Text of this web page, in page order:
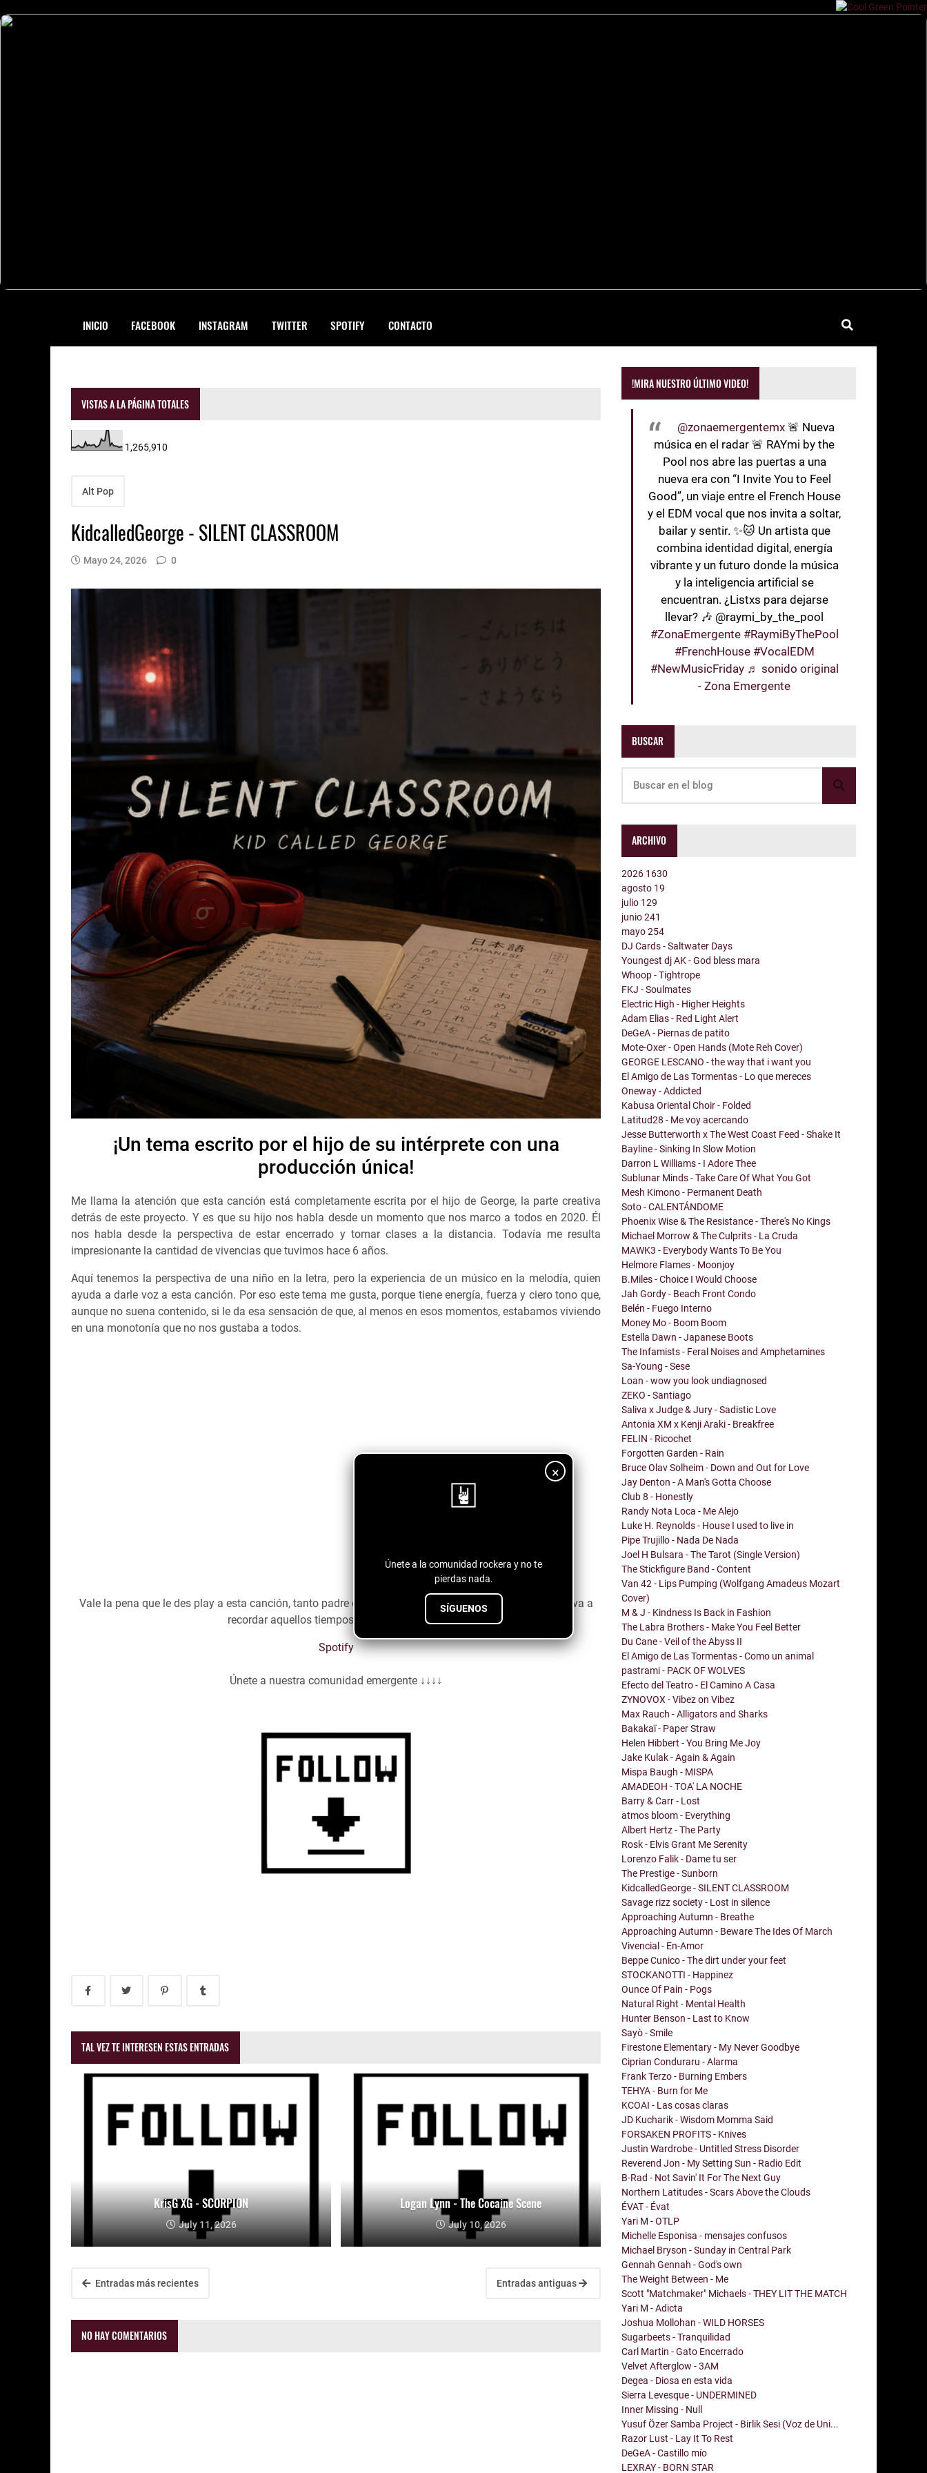
INICIO FACEBOOK INSTAGRAM TWITTER SPOTIFY CONTACTO
×
Únete a la comunidad rockera y no te
pierdas nada.
SÍGUENOS
VISTAS A LA PÁGINA TOTALES
1,265,910
Alt Pop
KidcalledGeorge - SILENT CLASSROOM
Mayo 24, 2026 0
¡Un tema escrito por el hijo de su intérprete con una
producción única!
Me llama la atención que esta canción está completamente escrita por el hijo de George, la parte creativa
detrás de este proyecto. Y es que su hijo nos habla desde un momento que nos marco a todos en 2020. Él
nos habla desde la perspectiva de estar encerrado y tomar clases a la distancia. Todavía me resulta
impresionante la cantidad de vivencias que tuvimos hace 6 años.
Aquí tenemos la perspectiva de una niño en la letra, pero la experiencia de un músico en la melodía, quien
ayuda a darle voz a esta canción. Por eso este tema me gusta, porque tiene energía, fuerza y ciero tono que,
aunque no suena contenido, si le da esa sensación de que, al menos en esos momentos, estabamos viviendo
en una monotonía que no nos gustaba a todos.
Vale la pena que le des play a esta canción, tanto padre e hijo nos muestran su talento. Y sin duda, te va a
recordar aquellos tiempos de confinamiento.
Spotify
Únete a nuestra comunidad emergente ↓↓↓↓
TAL VEZ TE INTERESEN ESTAS ENTRADAS
KrisG XG - SCORPION
July 11, 2026
Logan Lynn - The Cocaine Scene
July 10, 2026
Entradas más recientes Entradas antiguas
NO HAY COMENTARIOS
!MIRA NUESTRO ÚLTIMO VIDEO!
@zonaemergentemx 🚨 Nueva
música en el radar 🚨 RAYmi by the
Pool nos abre las puertas a una
nueva era con “I Invite You to Feel
Good”, un viaje entre el French House
y el EDM vocal que nos invita a soltar,
bailar y sentir. ✨🐱 Un artista que
combina identidad digital, energía
vibrante y un futuro donde la música
y la inteligencia artificial se
encuentran. ¿Listxs para dejarse
llevar? 🎶 @raymi_by_the_pool
#ZonaEmergente #RaymiByThePool
#FrenchHouse #VocalEDM
#NewMusicFriday ♬ sonido original
- Zona Emergente
BUSCAR
ARCHIVO
2026 1630
agosto 19
julio 129
junio241
mayo254
DJ Cards - Saltwater Days
Youngest dj AK - God bless mara
Whoop - Tightrope
FKJ - Soulmates
Electric High - Higher Heights
Adam Elias - Red Light Alert
DeGeA - Piernas de patito
Mote-Oxer - Open Hands (Mote Reh Cover)
GEORGE LESCANO - the way that i want you
El Amigo de Las Tormentas - Lo que mereces
Oneway - Addicted
Kabusa Oriental Choir - Folded
Latitud28 - Me voy acercando
Jesse Butterworth x The West Coast Feed - Shake It
Bayline - Sinking In Slow Motion
Darron L Williams - I Adore Thee
Sublunar Minds - Take Care Of What You Got
Mesh Kimono - Permanent Death
Soto - CALENTÁNDOME
Phoenix Wise & The Resistance - There's No Kings
Michael Morrow & The Culprits - La Cruda
MAWK3 - Everybody Wants To Be You
Helmore Flames - Moonjoy
B.Miles - Choice I Would Choose
Jah Gordy - Beach Front Condo
Belén - Fuego Interno
Money Mo - Boom Boom
Estella Dawn - Japanese Boots
The Infamists - Feral Noises and Amphetamines
Sa-Young - Sese
Loan - wow you look undiagnosed
ZEKO - Santiago
Saliva x Judge & Jury - Sadistic Love
Antonia XM x Kenji Araki - Breakfree
FELIN - Ricochet
Forgotten Garden - Rain
Bruce Olav Solheim - Down and Out for Love
Jay Denton - A Man's Gotta Choose
Club 8 - Honestly
Randy Nota Loca - Me Alejo
Luke H. Reynolds - House I used to live in
Pipe Trujillo - Nada De Nada
Joel H Bulsara - The Tarot (Single Version)
The Stickfigure Band - Content
Van 42 - Lips Pumping (Wolfgang Amadeus Mozart
Cover)
M & J - Kindness Is Back in Fashion
The Labra Brothers - Make You Feel Better
Du Cane - Veil of the Abyss II
El Amigo de Las Tormentas - Como un animal
pastrami - PACK OF WOLVES
Efecto del Teatro - El Camino A Casa
ZYNOVOX - Vibez on Vibez
Max Rauch - Alligators and Sharks
Bakakaï - Paper Straw
Helen Hibbert - You Bring Me Joy
Jake Kulak - Again & Again
Mispa Baugh - MISPA
AMADEOH - TOA' LA NOCHE
Barry & Carr - Lost
atmos bloom - Everything
Albert Hertz - The Party
Rosk - Elvis Grant Me Serenity
Lorenzo Falik - Dame tu ser
The Prestige - Sunborn
KidcalledGeorge - SILENT CLASSROOM
Savage rizz society - Lost in silence
Approaching Autumn - Breathe
Approaching Autumn - Beware The Ides Of March
Vivencial - En-Amor
Beppe Cunico - The dirt under your feet
STOCKANOTTI - Happinez
Ounce Of Pain - Pogs
Natural Right - Mental Health
Hunter Benson - Last to Know
Sayò - Smile
Firestone Elementary - My Never Goodbye
Ciprian Conduraru - Alarma
Frank Terzo - Burning Embers
TEHYA - Burn for Me
KCOAI - Las cosas claras
JD Kucharik - Wisdom Momma Said
FORSAKEN PROFITS - Knives
Justin Wardrobe - Untitled Stress Disorder
Reverend Jon - My Setting Sun - Radio Edit
B-Rad - Not Savin' It For The Next Guy
Northern Latitudes - Scars Above the Clouds
ÉVAT - Évat
Yari M - OTLP
Michelle Esponisa - mensajes confusos
Michael Bryson - Sunday in Central Park
Gennah Gennah - God's own
The Weight Between - Me
Scott "Matchmaker" Michaels - THEY LIT THE MATCH
Yari M - Adicta
Joshua Mollohan - WILD HORSES
Sugarbeets - Tranquilidad
Carl Martin - Gato Encerrado
Velvet Afterglow - 3AM
Degea - Diosa en esta vida
Sierra Levesque - UNDERMINED
Inner Missing - Null
Yusuf Özer Samba Project - Birlik Sesi (Voz de Uni...
Razor Lust - Lay It To Rest
DeGeA - Castillo mío
LEXRAY - BORN STAR